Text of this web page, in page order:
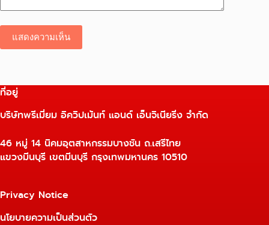
แสดงความเห็น
ที่อยู่
บริษัทพรีเมี่ยม อิควิปเม้นท์ แอนด์ เอ็นจิเนียริ่ง จำกัด
46 หมู่ 14 นิคมอุตสาหกรรมบางชัน ถ.เสรีไทย
แขวงมีนบุรี เขตมีนบุรี กรุงเทพมหานคร 10510
Privacy Notice
นโยบายความเป็นส่วนตัว